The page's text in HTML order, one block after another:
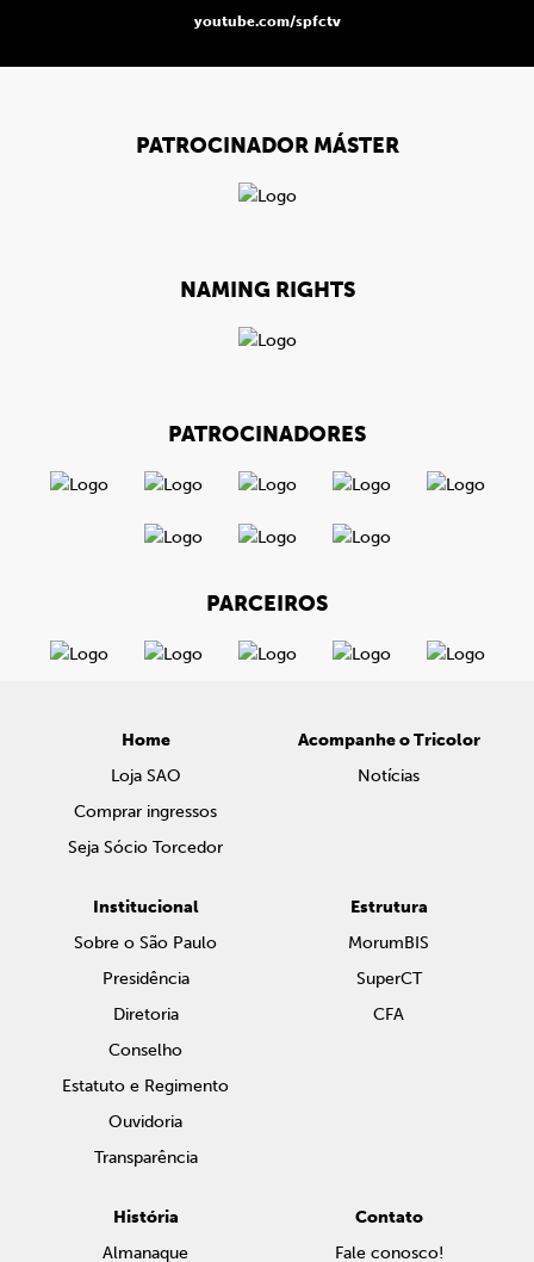
youtube.com/spfctv
PATROCINADOR MÁSTER
NAMING RIGHTS
PATROCINADORES
PARCEIROS
Home
Loja SAO
Comprar ingressos
Seja Sócio Torcedor
Acompanhe o Tricolor
Notícias
Institucional
Sobre o São Paulo
Presidência
Diretoria
Conselho
Estatuto e Regimento
Ouvidoria
Transparência
Estrutura
MorumBIS
SuperCT
CFA
História
Almanaque
Contato
Fale conosco!